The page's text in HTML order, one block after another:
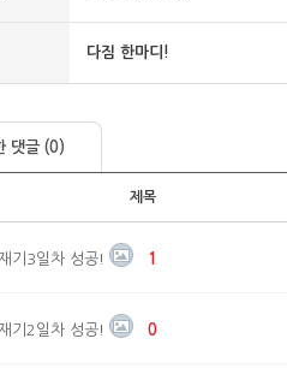
다짐 한마디!
댓글 (0)
제목
기3일차 성공! 1
기2일차 성공! 0